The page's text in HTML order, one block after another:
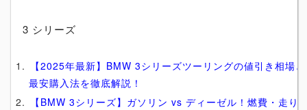
3 シリーズ
【2025年最新】BMW 3シリーズツーリングの値引き相場と
最安購入法を徹底解説！
【BMW 3シリーズ】ガソリン vs ディーゼル！燃費・走り